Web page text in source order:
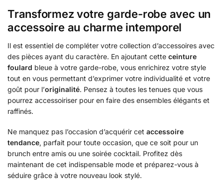
Transformez votre garde-robe avec un
accessoire au charme intemporel
Il est essentiel de compléter votre collection d’accessoires avec
des pièces ayant du caractère. En ajoutant cette ceinture
foulard bleue à votre garde-robe, vous enrichirez votre style
tout en vous permettant d’exprimer votre individualité et votre
goût pour l’originalité. Pensez à toutes les tenues que vous
pourrez accessoiriser pour en faire des ensembles élégants et
raffinés.
Ne manquez pas l’occasion d’acquérir cet accessoire
tendance, parfait pour toute occasion, que ce soit pour un
brunch entre amis ou une soirée cocktail. Profitez dès
maintenant de cet indispensable mode et préparez-vous à
séduire grâce à votre nouveau look stylé.